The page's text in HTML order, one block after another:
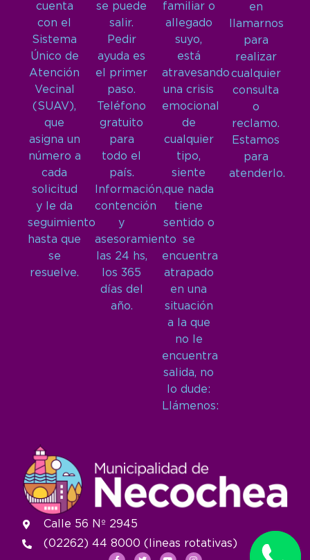
cuenta
con el
Sistema
Único de
Atención
Vecinal
(SUAV),
que
asigna un
número a
cada
solicitud
y le da
seguimiento
hasta que
se
resuelve.
se puede
salir.
Pedir
ayuda es
el primer
paso.
Teléfono
gratuito
para
todo el
país.
Información,
contención
y
asesoramiento
las 24 hs,
los 365
días del
año.
familiar o
allegado
suyo,
está
atravesando
una crisis
emocional
de
cualquier
tipo,
siente
que nada
tiene
sentido o
se
encuentra
atrapado
en una
situación
a la que
no le
encuentra
salida, no
lo dude:
Llámenos:
en
llamarnos
para
realizar
cualquier
consulta
o
reclamo.
Estamos
para
atenderlo.
Calle 56 Nº 2945
(02262) 44 8000 (lineas rotativas)